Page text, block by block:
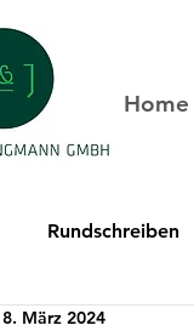
Home
Rundschreiben
8. März 2024